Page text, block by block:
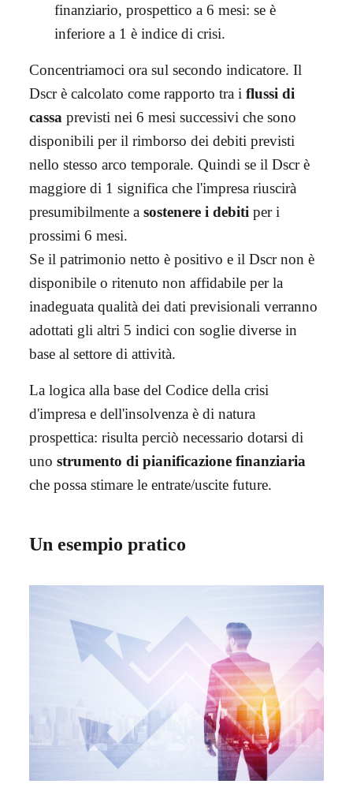
finanziario, prospettico a 6 mesi: se è
inferiore a 1 è indice di crisi.
Concentriamoci ora sul secondo indicatore. Il
Dscr è calcolato come rapporto tra iflussi di
cassa previsti nei 6 mesi successivi che sono
disponibili per il rimborso dei debiti previsti
nello stesso arco temporale. Quindi se il Dscr è
maggiore di 1 significa che l'impresa riuscirà
presumibilmente asostenere i debitiper i
prossimi 6 mesi.
Se il patrimonio netto è positivo e il Dscr non è
disponibile o ritenuto non affidabile per la
inadeguata qualità dei dati previsionali verranno
adottati gli altri 5 indici con soglie diverse in
base al settore di attività.
La logica alla base del Codice della crisi
d'impresa e dell'insolvenza è di natura
prospettica: risulta perciò necessario dotarsi di
unostrumento di pianificazione finanziaria
che possa stimare le entrate/uscite future.
Un esempio pratico